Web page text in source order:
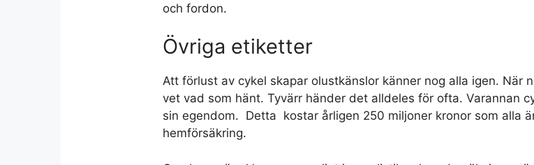
och fordon.
Övriga etiketter
Att förlust av cykel skapar olustkänslor känner nog alla igen. När
vet vad som hänt. Tyvärr händer det alldeles för ofta. Varannan
sin egendom. Detta kostar årligen 250 miljoner kronor som alla
hemförsäkring.